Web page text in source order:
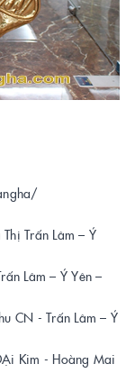
Trấn Lâm – Ý
Lâm – Ý Yên –
CN - Trấn Lâm – Ý
Kim - Hoàng Mai